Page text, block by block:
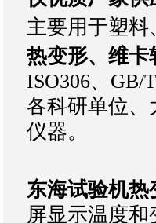
主要用于塑
热变形、维卡
ISO306、GB/
各科研单位、
仪器。
东海试验机热
屏显示温度